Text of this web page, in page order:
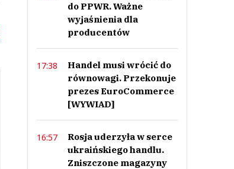
do PPWR. Ważne
wyjaśnienia dla
producentów
17:38
Handel musi wrócić do
równowagi. Przekonuje
prezes EuroCommerce
[WYWIAD]
16:57
Rosja uderzyła w serce
ukraińskiego handlu.
Zniszczone magazyny